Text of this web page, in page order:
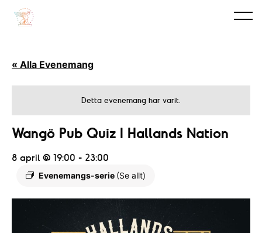
« Alla Evenemang
Detta evenemang har varit.
Wangö Pub Quiz I Hallands Nation
8 april @ 19:00 - 23:00
Evenemangs-serie (Se allt)